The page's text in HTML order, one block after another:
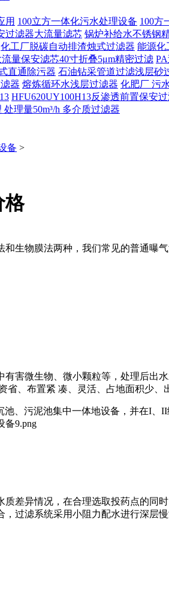
用 100立方一体化污水处理设备 100方
过滤器大流量滤芯 锅炉补给水不锈钢
化工厂脱碳自动排渣烛式过滤器 能源化
流量保安滤芯40寸折叠5μm精密过滤
直通除污器 石油钻采管道过滤浅层砂
器 熔炼循环水浅层过滤器 化肥厂 污
HFU620UY100H13反渗透前置保安
理量50m³/h 多介质过滤器
备 >
格
生物膜法两种，我们常见的普通曝
害微生物、微小颗粒等，处理后出
、布置紧 凑、灵活、占地面积少
、污泥池集中一体地设备，并在I
差异情况，在合理选取投药点的
过滤系统采用小阻力配水进行深层慢